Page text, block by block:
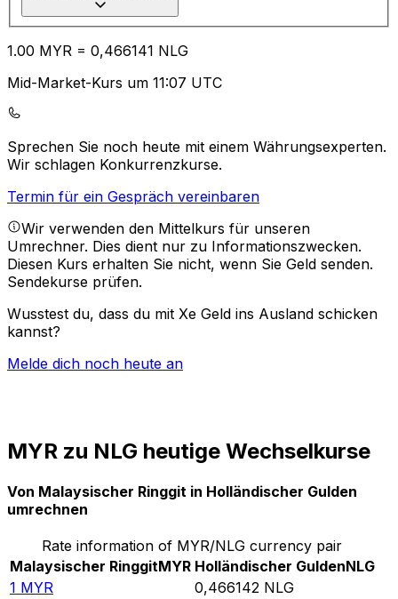
1.00 MYR = 0,466141 NLG
Mid-Market-Kurs um 11:07 UTC
Sprechen Sie noch heute mit einem Währungsexperten.
Wir schlagen Konkurrenzkurse.
Termin für ein Gespräch vereinbaren
Wir verwenden den Mittelkurs für unseren
Umrechner. Dies dient nur zu Informationszwecken.
Diesen Kurs erhalten Sie nicht, wenn Sie Geld senden.
Sendekurse prüfen.
Wusstest du, dass du mit Xe Geld ins Ausland schicken
kannst?
Melde dich noch heute an
MYR zu NLG heutige Wechselkurse
Von Malaysischer Ringgit in Holländischer Gulden
umrechnen
Rate information of MYR/NLG currency pair
Malaysischer RinggitMYR Holländischer GuldenNLG
1 MYR 0,466142 NLG